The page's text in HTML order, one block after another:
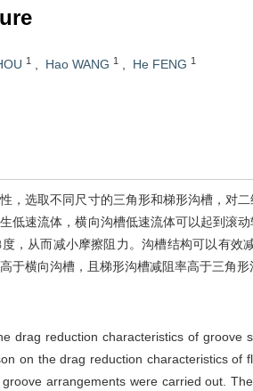
1 Hao WANG 1 He FENG 1
，选取不同尺寸的三角形和梯形沟槽，对
低速流体，横向沟槽低速流体可以起到滚
，从而减小摩擦阻力。沟槽结构可以有
于横向沟槽，且梯形沟槽减阻率高于三角
drag reduction characteristics of
on the drag reduction characteristics
arrangements were carried out.